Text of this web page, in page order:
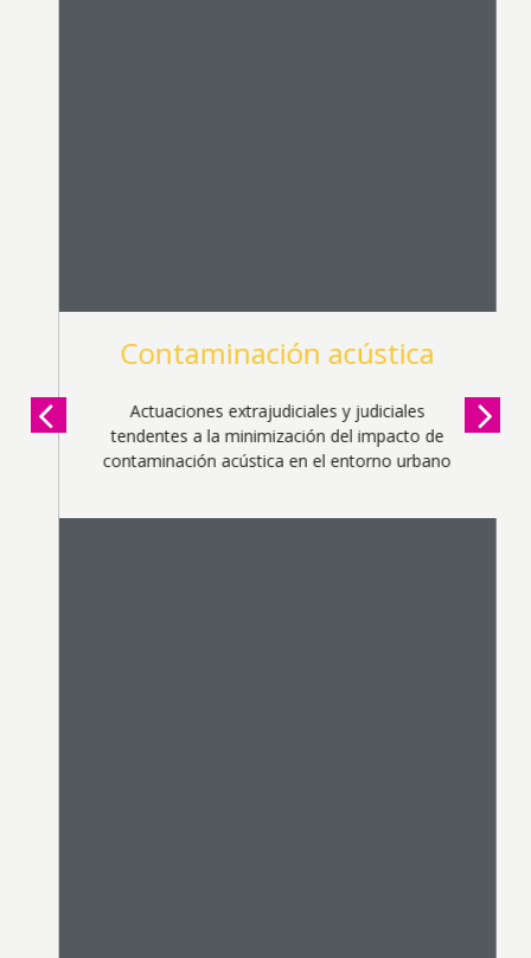
Contaminación acústica
Actuaciones extrajudiciales y judiciales
tendentes a la minimización del impacto de
contaminación acústica en el entorno urbano